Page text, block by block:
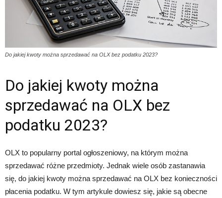
Do jakiej kwoty można sprzedawać na OLX bez podatku 2023?
Do jakiej kwoty można
sprzedawać na OLX bez
podatku 2023?
OLX to popularny portal ogłoszeniowy, na którym można
sprzedawać różne przedmioty. Jednak wiele osób zastanawia
się, do jakiej kwoty można sprzedawać na OLX bez konieczności
płacenia podatku. W tym artykule dowiesz się, jakie są obecne